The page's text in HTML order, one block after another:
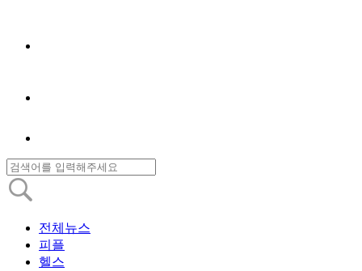
전체뉴스
피플
헬스